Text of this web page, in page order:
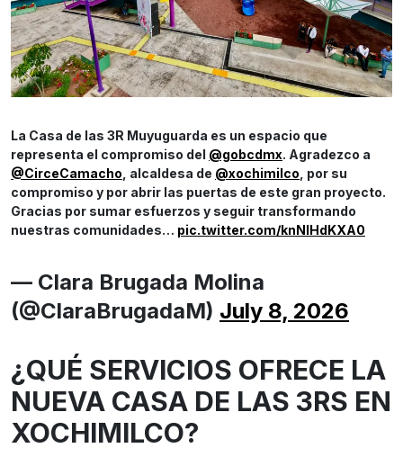
La Casa de las 3R Muyuguarda es un espacio que
representa el compromiso del @gobcdmx. Agradezco a
@CirceCamacho, alcaldesa de @xochimilco, por su
compromiso y por abrir las puertas de este gran proyecto.
Gracias por sumar esfuerzos y seguir transformando
nuestras comunidades… pic.twitter.com/knNlHdKXA0
— Clara Brugada Molina
(@ClaraBrugadaM) July 8, 2026
¿QUÉ SERVICIOS OFRECE LA
NUEVA CASA DE LAS 3RS EN
XOCHIMILCO?